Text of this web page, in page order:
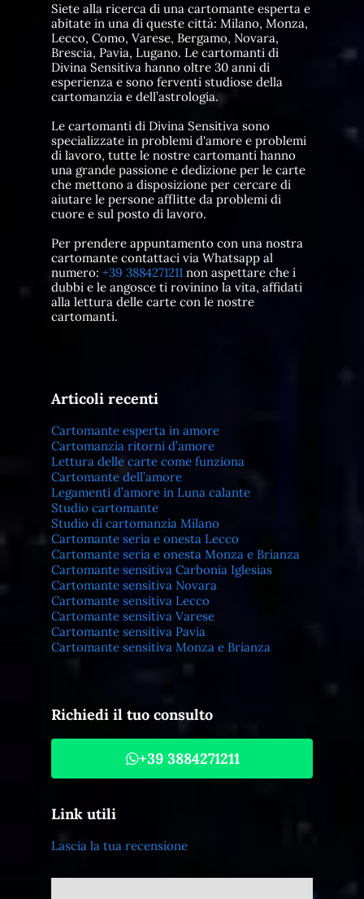
Siete alla ricerca di una cartomante esperta e
abitate in una di queste città: Milano, Monza,
Lecco, Como, Varese, Bergamo, Novara,
Brescia, Pavia, Lugano. Le cartomanti di
Divina Sensitiva hanno oltre 30 anni di
esperienza e sono ferventi studiose della
cartomanzia e dell’astrologia.
Le cartomanti di Divina Sensitiva sono
specializzate in problemi d'amore e problemi
di lavoro, tutte le nostre cartomanti hanno
una grande passione e dedizione per le carte
che mettono a disposizione per cercare di
aiutare le persone afflitte da problemi di
cuore e sul posto di lavoro.
Per prendere appuntamento con una nostra
cartomante contattaci via Whatsapp al
numero: +39 3884271211non aspettare che i
dubbi e le angosce ti rovinino la vita, affidati
alla lettura delle carte con le nostre
cartomanti.
Articoli recenti
Cartomante esperta in amore
Cartomanzia ritorni d’amore
Lettura delle carte come funziona
Cartomante dell’amore
Legamenti d’amore in Luna calante
Studio cartomante
Studio di cartomanzia Milano
Cartomante seria e onesta Lecco
Cartomante seria e onesta Monza e Brianza
Cartomante sensitiva Carbonia Iglesias
Cartomante sensitiva Novara
Cartomante sensitiva Lecco
Cartomante sensitiva Varese
Cartomante sensitiva Pavia
Cartomante sensitiva Monza e Brianza
Richiedi il tuo consulto
+39 3884271211
Link utili
Lascia la tua recensione